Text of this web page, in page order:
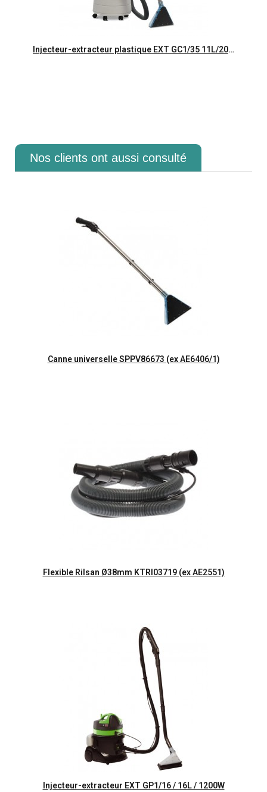
Aperçu rapide Injecteur-extracteur plastique EXT GC1/35 11L/20L 1200W
Nos clients ont aussi consulté
Aperçu rapide
Canne universelle SPPV86673 (ex AE6406/1)
Aperçu rapide
Flexible Rilsan Ø38mm KTRI03719 (ex AE2551)
Aperçu rapide
Injecteur-extracteur EXT GP1/16 / 16L / 1200W